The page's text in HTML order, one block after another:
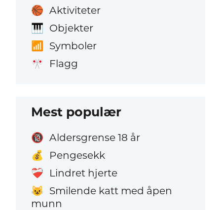
🏀 Aktiviteter
🎹 Objekter
📶 Symboler
🎌 Flagg
Mest populær
🔞 Aldersgrense 18 år
💰 Pengesekk
❤️‍🩹 Lindret hjerte
😺 Smilende katt med åpen
munn